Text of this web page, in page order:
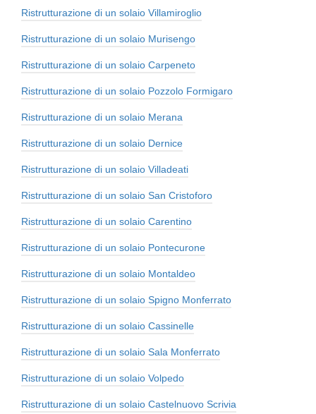
Ristrutturazione di un solaio Villamiroglio
Ristrutturazione di un solaio Murisengo
Ristrutturazione di un solaio Carpeneto
Ristrutturazione di un solaio Pozzolo Formigaro
Ristrutturazione di un solaio Merana
Ristrutturazione di un solaio Dernice
Ristrutturazione di un solaio Villadeati
Ristrutturazione di un solaio San Cristoforo
Ristrutturazione di un solaio Carentino
Ristrutturazione di un solaio Pontecurone
Ristrutturazione di un solaio Montaldeo
Ristrutturazione di un solaio Spigno Monferrato
Ristrutturazione di un solaio Cassinelle
Ristrutturazione di un solaio Sala Monferrato
Ristrutturazione di un solaio Volpedo
Ristrutturazione di un solaio Castelnuovo Scrivia